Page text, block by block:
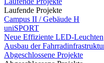
Laufende Projekte
Campus II / Gebäude H
uniSPORT
Neue Effiziente LED-Leuchten
Ausbau der
Abgeschlossene Projekte